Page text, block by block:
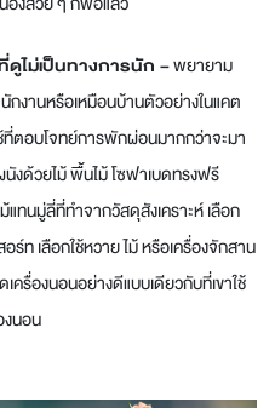
ดูไม่เป็นทางการนัก –พยายาม
กงานหรือเหมือนบ้านตัวอย่างในแคต
ตอบโจทย์การพักผ่อนมากกว่าจะมา
นังด้วยไม้ พื้นไม้ โซฟาเบดทรงฟรี
ทนมู่ลี่ที่ทำจากวัสดุสังเคราะห์ เลือก
ท เลือกใช้หวาย ไม้ หรือเครื่องจักสาน
ครื่องนอนอย่างดีแบบเดียวกับที่เขาใช้
งนอน